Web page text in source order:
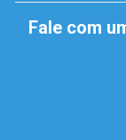
Fale com